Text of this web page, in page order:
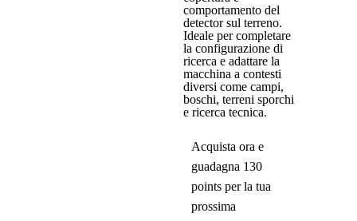
comportamento del
detector sul terreno.
Ideale per completare
la configurazione di
ricerca e adattare la
macchina a contesti
diversi come campi,
boschi, terreni sporchi
e ricerca tecnica.
Acquista ora e
guadagna 130
points per la tua
prossima